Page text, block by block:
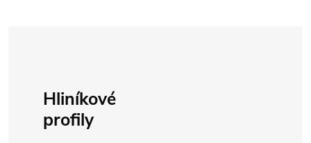
Hliníkové
profily